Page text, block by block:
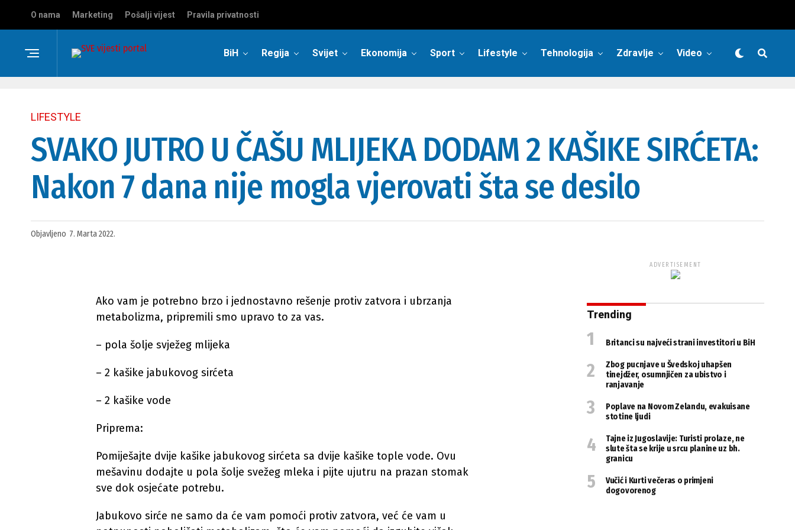
O nama Marketing Pošalji vijest Pravila privatnosti
BiH Regija Svijet Ekonomija Sport Lifestyle Tehnologija Zdravlje Video
LIFESTYLE
SVAKO JUTRO U ČAŠU MLIJEKA DODAM 2 KAŠIKE SIRĆETA:
Nakon 7 dana nije mogla vjerovati šta se desilo
Objavljeno 7. Marta 2022.
Ako vam je potrebno brzo i jednostavno rešenje protiv zatvora i ubrzanja
metabolizma, pripremili smo upravo to za vas.
– pola šolje svježeg mlijeka
– 2 kašike jabukovog sirćeta
– 2 kašike vode
Priprema:
Pomiješajte dvije kašike jabukovog sirćeta sa dvije kašike tople vode. Ovu
mešavinu dodajte u pola šolje svežeg mleka i pijte ujutru na prazan stomak
sve dok osjećate potrebu.
Jabukovo sirće ne samo da će vam pomoći protiv zatvora, već će vam u
ADVERTISEMENT
Trending
Britanci su najveći strani investitori u BiH
Zbog pucnjave u Švedskoj uhapšen
tinejdžer, osumnjičen za ubistvo i
ranjavanje
Poplave na Novom Zelandu, evakuisane
stotine ljudi
Tajne iz Jugoslavije: Turisti prolaze, ne
slute šta se krije u srcu planine uz bh.
granicu
Vučić i Kurti večeras o primjeni
dogovorenog